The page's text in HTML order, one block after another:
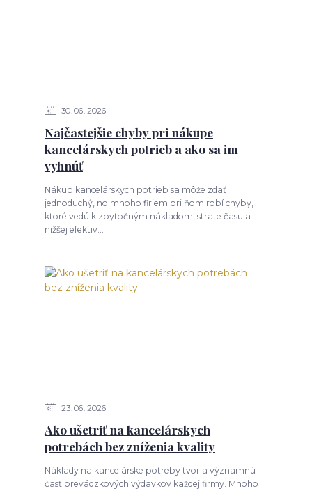
30 06 2026
Najčastejšie chyby pri nákupe
kancelárskych potrieb a ako sa im
vyhnúť
Nákup kancelárskych potrieb sa môže zdať
jednoduchý, no mnoho firiem pri ňom robí chyby,
ktoré vedú k zbytočným nákladom, strate času a
nižšej efektiv...
23 06 2026
Ako ušetriť na kancelárskych
potrebách bez zníženia kvality
Náklady na kancelárske potreby tvoria významnú
časť prevádzkových výdavkov každej firmy. Mnoho